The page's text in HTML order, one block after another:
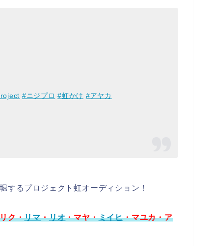
#ニジプロ #虹かけ #アヤカ
するプロジェクト虹オーディション！
ク・リマ・リオ・マヤ・ミイヒ・マユカ・ア